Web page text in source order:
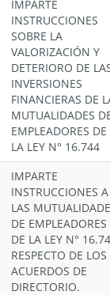
IMPARTE
INSTRUCCIONES
SOBRE LA
VALORIZACIÓN Y
DETERIORO DE
INVERSIONES
FINANCIERAS DE
MUTUALIDADES
EMPLEADORES DE
LA LEY N° 16.744
IMPARTE
INSTRUCCIONES A
LAS
DE EMPLEADORES
DE LA LEY N°
RESPECTO DE LOS
ACUERDOS DE
DIRECTORIO.